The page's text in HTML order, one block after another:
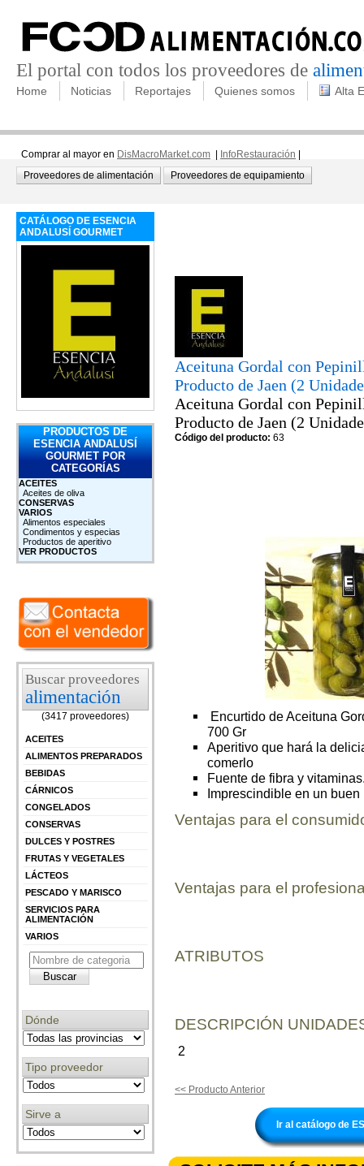
El portal con todos los proveedores de
Home Noticias Reportajes Quienes somos Alta
Comprar al mayor en DisMacroMarket.com InfoRestauración
Proveedores de alimentación
Proveedores de equipamiento
CATÁLOGO DE ESENCIA
ANDALUSÍ GOURMET
PRODUCTOS DE
ESENCIA ANDALUSÍ
GOURMET POR
CATEGORÍAS
ACEITES
Aceites de oliva
CONSERVAS
VARIOS
Alimentos especiales
Condimentos y especias
Productos de aperitivo
VER PRODUCTOS
Buscar proveedores
alimentación
(3417 proveedores)
ACEITES
ALIMENTOS PREPARADOS
BEBIDAS
CÁRNICOS
CONGELADOS
CONSERVAS
DULCES Y POSTRES
FRUTAS Y VEGETALES
LÁCTEOS
PESCADO Y MARISCO
SERVICIOS PARA
ALIMENTACIÓN
VARIOS
Dónde
Tipo proveedor
Sirve a
Aceituna Gordal con
Producto de Jaen (2
Aceituna Gordal con
Producto de Jaen (2
Código del producto: 63
Encurtido de Aceituna
700 Gr
Aperitivo que hará la
comerlo
Fuente de fibra y
Imprescindible en un
Ventajas para el
Ventajas para el
ATRIBUTOS
DESCRIPCIÓN
2
<< Producto Anterior
Ir al catálogo de